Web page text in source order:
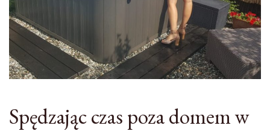
Spędzając czas poza domem w